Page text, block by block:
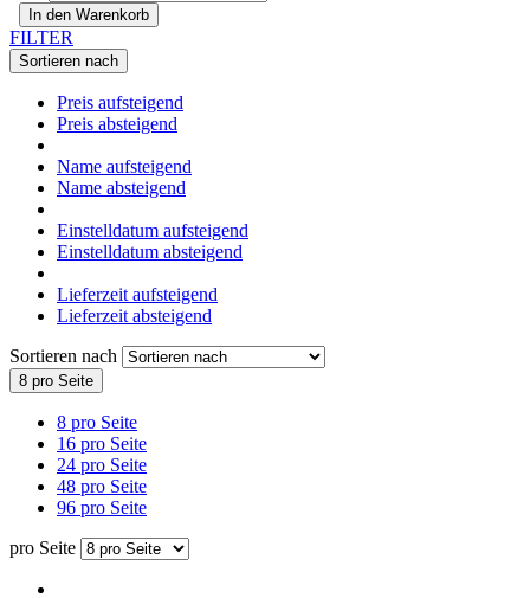
In den Warenkorb
FILTER
Sortieren nach
Preis aufsteigend
Preis absteigend
Name aufsteigend
Name absteigend
Einstelldatum aufsteigend
Einstelldatum absteigend
Lieferzeit aufsteigend
Lieferzeit absteigend
Sortieren nach
8 pro Seite
8 pro Seite
16 pro Seite
24 pro Seite
48 pro Seite
96 pro Seite
pro Seite